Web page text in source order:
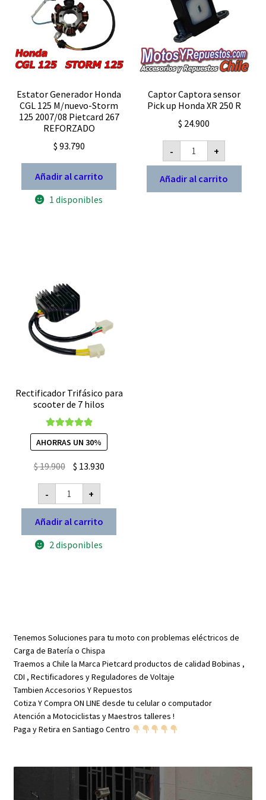
Estator Generador Honda
CGL 125 M/nuevo-Storm
125 2007/08 Pietcard 267
REFORZADO
$ 93.790
Añadir al carrito
1 disponibles
Captor Captora sensor
Pick up Honda XR 250 R
$ 24.900
-
Captor
Captora
sensor
Pick
up
Honda
+
Añadir al carrito
Rectificador Trifásico para
scooter de 7 hilos
Valorado con
5.00de 5
AHORRAS UN 30%
$19.900 El
precio
original
era:
$ 19.900.
$ 13.930El
es:
-
Rectificador
Trifásico
para
scooter
de
7
hilos
+
Añadir al carrito
2 disponibles
Tenemos Soluciones para tu moto con problemas eléctricos de
Carga de Batería o Chispa
Traemos a Chile la Marca Pietcard productos de calidad Bobinas ,
CDI , Rectificadores y Reguladores de Voltaje
Tambien Accesorios Y Repuestos
Cotiza Y Compra ON LINE desde tu celular o computador
Atención a Motociclistas y Maestros talleres !
Paga y Retira en Santiago Centro